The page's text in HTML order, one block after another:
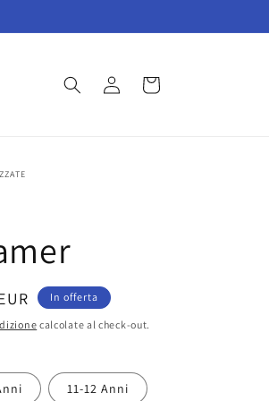
Accedi Carrello
In offerta
calcolate al check-out.
11-12 Anni